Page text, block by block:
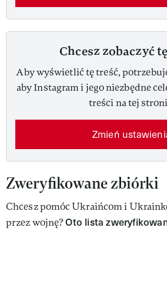
Chcesz zobaczyć
Aby wyświetlić tę treść,
aby Instagram i jego niezbędne
treści na tej
Zmień
Zweryfikowane zbiórki
Chcesz pomóc Ukraińcom i
przez wojnę?Oto lista